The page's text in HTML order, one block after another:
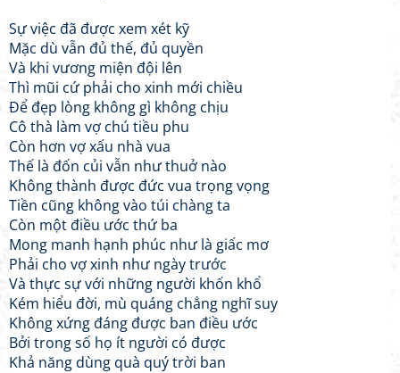
Sự việc đã được xem xét kỹ
Mặc dù vẫn đủ thế, đủ quyền
Và khi vương miện đội lên
Thì mũi cứ phải cho xinh mới chiều
Để đẹp lòng không gì không chịu
Cô thà làm vợ chú tiều phu
Còn hơn vợ xấu nhà vua
Thế là đốn củi vẫn như thuở nào
Không thành được đức vua trọng vọng
Tiền cũng không vào túi chàng ta
Còn một điều ước thứ ba
Mong manh hạnh phúc như là giấc mơ
Phải cho vợ xinh như ngày trước
Và thực sự với những người khốn khổ
Kém hiểu đời, mù quáng chẳng nghĩ suy
Không xứng đáng được ban điều ước
Bởi trong số họ ít người có được
Khả năng dùng quà quý trời ban